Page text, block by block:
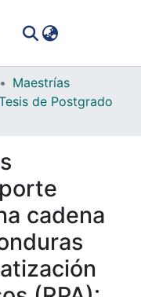
Maestrías
de Postgrado
cadena